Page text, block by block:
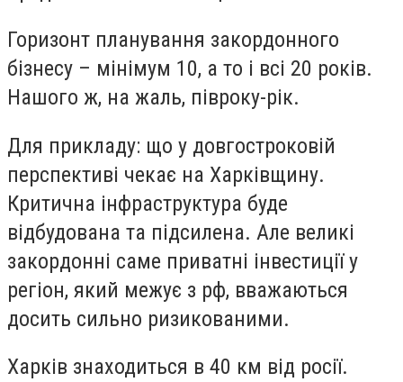
Горизонт планування закордонного
бізнесу – мінімум 10, а то і всі 20 років.
Нашого ж, на жаль, півроку-рік.
Для прикладу: що у довгостроковій
перспективі чекає на Харківщину.
Критична інфраструктура буде
відбудована та підсилена. Але великі
закордонні саме приватні інвестиції у
регіон, який межує з рф, вважаються
досить сильно ризикованими.
Харків знаходиться в 40 км від росії.